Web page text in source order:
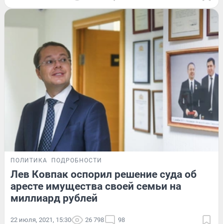
ПОЛИТИКА ПОДРОБНОСТИ
Лев Ковпак оспорил решение суда об
аресте имущества своей семьи на
миллиард рублей
22 июля, 2021, 15:30 26 798 98